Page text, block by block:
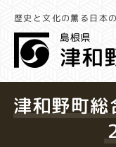
歴史と文化の薫る日本
津和野町